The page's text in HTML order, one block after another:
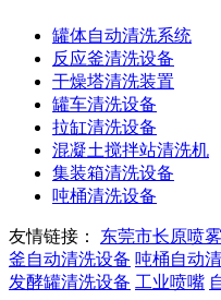
罐体自动清洗系统
反应釜清洗设备
干燥塔清洗装置
罐车清洗设备
拉缸清洗设备
混凝土搅拌站清洗机
集装箱清洗设备
吨桶清洗设备
友情链接： 东莞市长原喷
釜自动清洗设备 吨桶自动
发酵罐清洗设备 工业喷嘴